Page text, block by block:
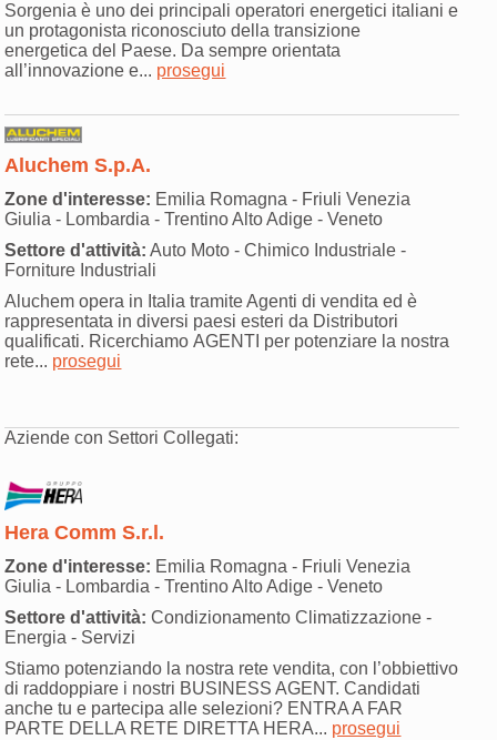
Sorgenia è uno dei principali operatori energetici italiani e
un protagonista riconosciuto della transizione
energetica del Paese. Da sempre orientata
all’innovazione e... prosegui
Aluchem S.p.A.
Zone d'interesse: Emilia Romagna - Friuli Venezia
Giulia - Lombardia - Trentino Alto Adige - Veneto
Settore d'attività: Auto Moto - Chimico Industriale -
Forniture Industriali
Aluchem opera in Italia tramite Agenti di vendita ed è
rappresentata in diversi paesi esteri da Distributori
qualificati. Ricerchiamo AGENTI per potenziare la nostra
rete... prosegui
Aziende con Settori Collegati:
Hera Comm S.r.l.
Zone d'interesse: Emilia Romagna - Friuli Venezia
Giulia - Lombardia - Trentino Alto Adige - Veneto
Settore d'attività: Condizionamento Climatizzazione -
Energia - Servizi
Stiamo potenziando la nostra rete vendita, con l’obbiettivo
di raddoppiare i nostri BUSINESS AGENT. Candidati
anche tu e partecipa alle selezioni? ENTRA A FAR
PARTE DELLA RETE DIRETTA HERA... prosegui